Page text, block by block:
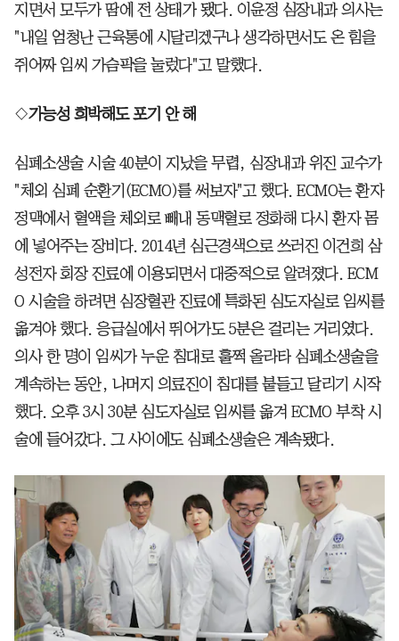
지면서 모두가 땀에 전 상태가 됐다. 이윤정 심장내과 의사는
"내일 엄청난 근육통에 시달리겠구나 생각하면서도 온 힘을
쥐어짜 임씨 가슴팍을 눌렀다"고 말했다.
◇가능성 희박해도 포기 안 해
심폐소생술 시술 40분이 지났을 무렵, 심장내과 위진 교수가
"체외 심폐 순환기(ECMO)를 써보자"고 했다. ECMO는 환자
정맥에서 혈액을 체외로 빼내 동맥혈로 정화해 다시 환자 몸
에 넣어주는 장비다. 2014년 심근경색으로 쓰러진 이건희 삼
성전자 회장 진료에 이용되면서 대중적으로 알려졌다. ECM
O 시술을 하려면 심장혈관 진료에 특화된 심도자실로 임씨를
옮겨야 했다. 응급실에서 뛰어가도 5분은 걸리는 거리였다.
의사 한 명이 임씨가 누운 침대로 훌쩍 올라타 심폐소생술을
계속하는 동안, 나머지 의료진이 침대를 붙들고 달리기 시작
했다. 오후 3시 30분 심도자실로 임씨를 옮겨 ECMO 부착 시
술에 들어갔다. 그 사이에도 심폐소생술은 계속됐다.